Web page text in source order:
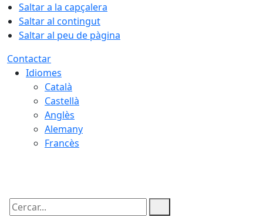
Saltar a la capçalera
Saltar al contingut
Saltar al peu de pàgina
Contactar
Idiomes
Català
Castellà
Anglès
Alemany
Francès
Cercar: